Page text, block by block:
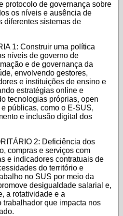
protocolo de governança sobre
os níveis e ausência de
diferentes sistemas de
1: Construir uma política
níveis de governo de
e de governança da
envolvendo gestores,
e instituições de ensino e
estratégias online e
tecnologias próprias, open
públicas, como o E-SUS,
e inclusão digital dos
2: Deficiência dos
compras e serviços com
e indicadores contratuais de
do território e
no SUS por meio da
desigualdade salarial e,
a rotatividade e a
trabalhador que impacta nos